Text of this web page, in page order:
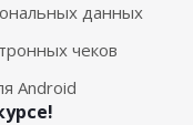
данных
чеков
Android